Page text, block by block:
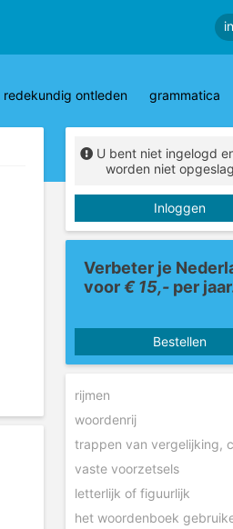
redekundig ontleden grammatica
U bent niet ingelogd
worden niet
Inloggen
Verbeter je
voor€ 15,- per
Bestellen
rijmen
woordenrij
vaste voorzetsels
letterlijk of figuurlijk
het woordenboek